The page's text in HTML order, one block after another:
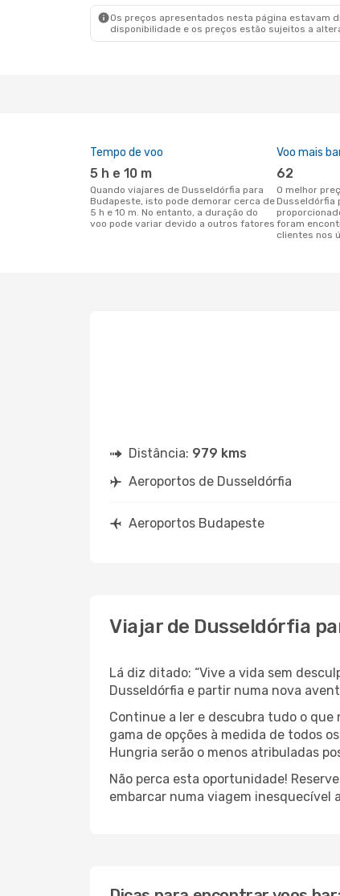
Os preços apresentados nesta página estavam
disponibilidade e os preços estão sujeitos a
Tempo de voo
5 h e 10 m
Quando viajares de Dusseldórfia para
Budapeste, isto pode demorar cerca de
5 h e 10 m. No entanto, a duração do
voo pode variar devido a outros fatores
Voo mais
62
O melhor preço para voos de
Dusseldórfia
foram
clientes nos
Distância: 979 kms
Aeroportos de Dusseldórfia
Aeroportos Budapeste
Viajar de Dusseldórfia
Lá diz ditado: “Vive a vida sem
Dusseldórfia e partir numa nova
Continue a ler e descubra tudo o que
gama de opções à medida de todos
Hungria serão o menos atribuladas
Não perca esta oportunidade!
embarcar numa viagem inesquecível